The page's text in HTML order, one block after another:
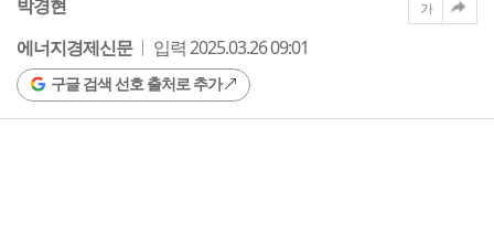
박경현
에너지경제신문
입력 2025.03.26 09:01
구글 검색 선호 출처로 추가
가